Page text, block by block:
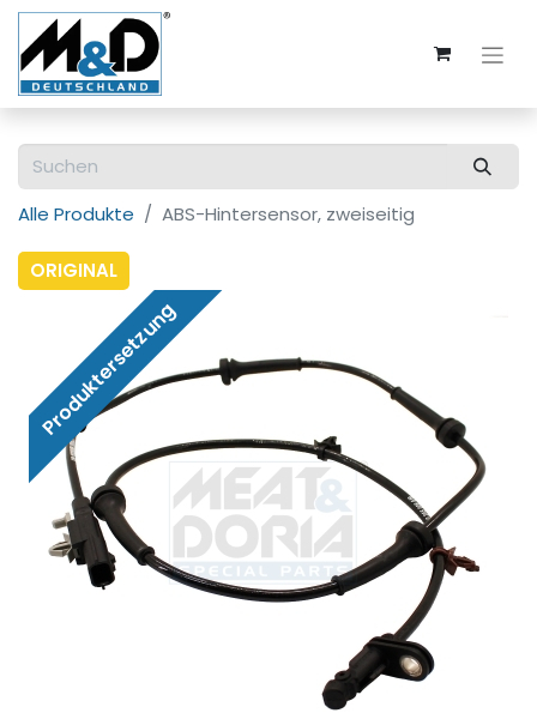
Alle Produkte ABS-Hintersensor, zweiseitig
ORIGINAL
Produktersetzung